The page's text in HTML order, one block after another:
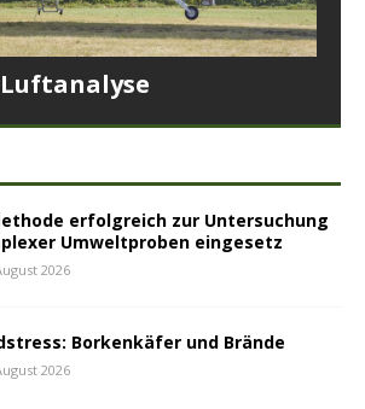
erfolgreich zur Untersuchung
Umweltproben eingesetz
2026
Borkenkäfer und Brände
2026